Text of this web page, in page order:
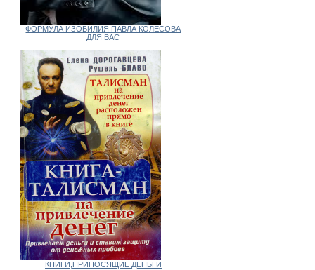
ФОРМУЛА ИЗОБИЛИЯ ПАВЛА КОЛЕСОВА
ДЛЯ ВАС
КНИГИ,ПРИНОСЯЩИЕ ДЕНЬГИ